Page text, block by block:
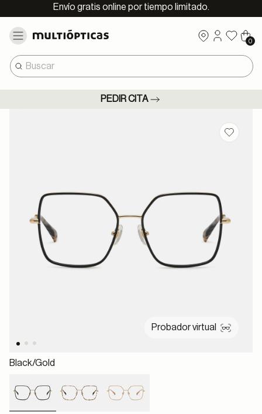
Envío gratis online por tiempo limitado.
0
PEDIR CITA
Probador virtual
Black/gold